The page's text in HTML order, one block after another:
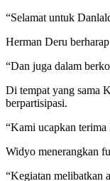
“Selamat untuk
Herman Deru
“Dan juga dalam
Di tempat yang sama
berpartisipasi.
“Kami ucapkan terima
Widyo menerangkan
“Kegiatan melibatkan